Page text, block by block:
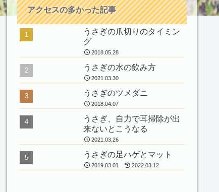
アクセスの多かった記事
うさぎの爪切りのタイミン
グ
2018.05.28
うさぎの水の飲み方
2021.03.30
うさぎのツメダニ
2018.04.07
うさぎ、自力で耳掃除が出
来ないとこうなる
2021.03.26
うさぎの足ハゲとマット
2019.03.01 2022.03.12